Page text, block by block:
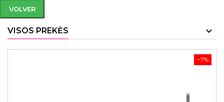
VOLVER
VISOS PREKĖS
−7%